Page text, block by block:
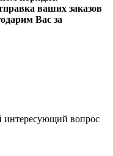
ваших заказов
Вас за
интересующий вопрос